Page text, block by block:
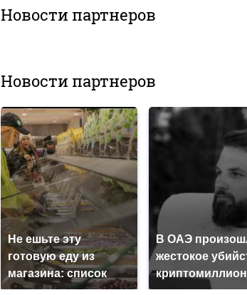
Новости партнеров
Новости партнеров
Не ешьте эту
готовую еду из
магазина: список
В ОАЭ
жестокое